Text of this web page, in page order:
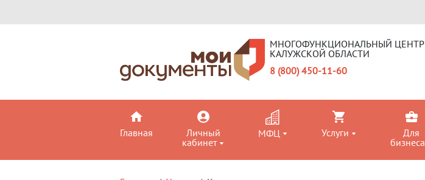
МНОГОФУНКЦИОНАЛЬНЫЙ ЦЕНТР
КАЛУЖСКОЙ ОБЛАСТИ
8 (800) 450-11-60
Главная
Личный
кабинет
МФЦ Услуги
Для
бизнеса